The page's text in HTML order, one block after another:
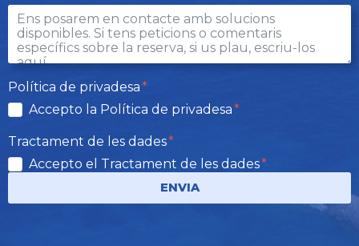
Política de privadesa
Accepto la Política de privadesa
Tractament de les dades
Accepto el Tractament de les dades
ENVIA